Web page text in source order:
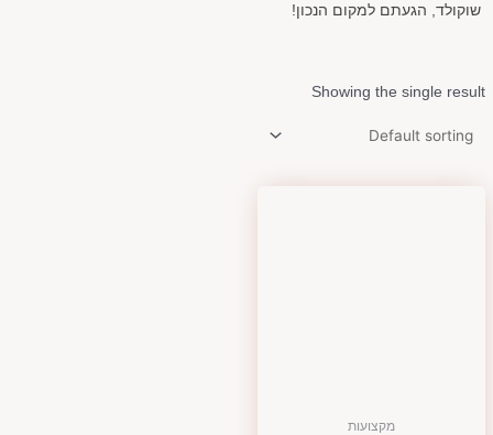
שוקולד, הגעתם למקום הנכון!
Showing the single result
מקצועות